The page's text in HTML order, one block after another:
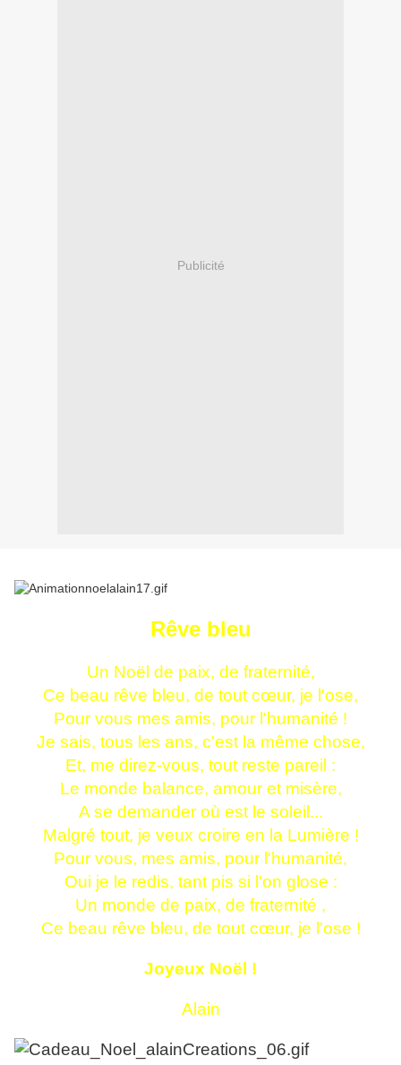
Publicité
Rêve bleu
Un Noël de paix, de fraternité,
Ce beau rêve bleu, de tout cœur, je l'ose,
Pour vous mes amis, pour l'humanité !
Je sais, tous les ans, c'est la même chose,
Et, me direz-vous, tout reste pareil :
Le monde balance, amour et misère,
A se demander où est le soleil...
Malgré tout, je veux croire en la Lumière !
Pour vous, mes amis, pour l'humanité,
Oui je le redis, tant pis si l'on glose :
Un monde de paix, de fraternité ,
Ce beau rêve bleu, de tout cœur, je l'ose !
Joyeux Noël !
Alain